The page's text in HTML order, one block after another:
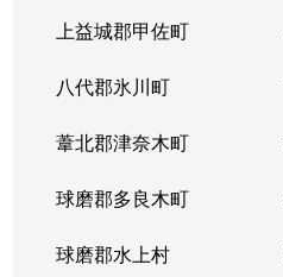
上益城郡甲佐町
八代郡氷川町
葦北郡津奈木町
球磨郡多良木町
球磨郡水上村